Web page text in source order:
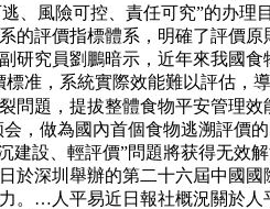
、風險可控、責任可究”的办
評價指標體系，明確了評價
究員劉鵬暗示，近年來我國
准，系統實際效能難以評估，
問題，提拔整體食物平安管理效
，做為國內首個食物逃溯評價
設、輕評價”問題將获得无
深圳舉辦的第二十六屆中國
。…人平易近日報社概況關於